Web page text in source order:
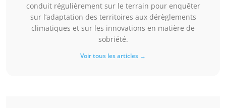
conduit régulièrement sur le terrain pour enquêter
sur l’adaptation des territoires aux dérèglements
climatiques et sur les innovations en matière de
sobriété.
Voir tous les articles →